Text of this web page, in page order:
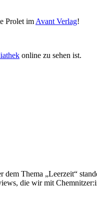
Prolet im Avant Verlag!
online zu sehen ist.
dem Thema „Leerzeit“
die wir mit